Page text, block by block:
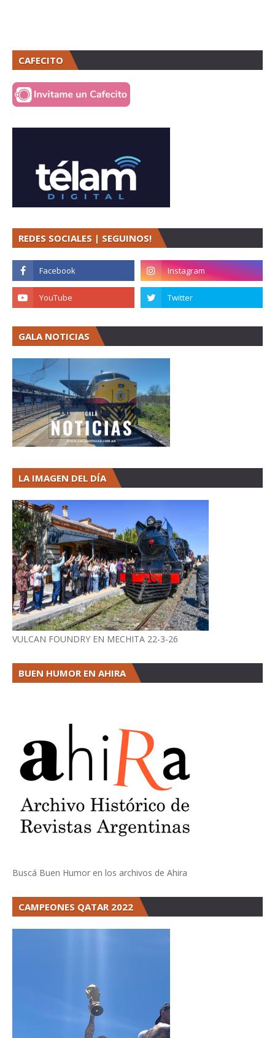
CAFECITO
REDES SOCIALES | SEGUINOS!
GALA NOTICIAS
LA IMAGEN DEL DÍA
VULCAN FOUNDRY EN MECHITA 22-3-26
BUEN HUMOR EN AHIRA
Buscá Buen Humor en los archivos de Ahira
CAMPEONES QATAR 2022